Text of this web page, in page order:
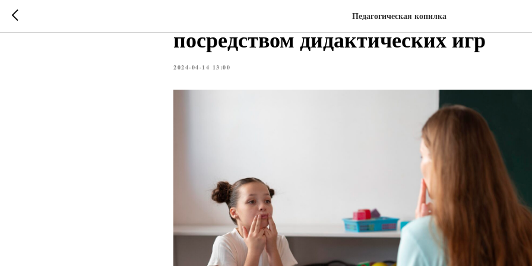
Педагогическая копилка
Развитие речи детей младшего
посредством дидактических игр
2024-04-14 13:00